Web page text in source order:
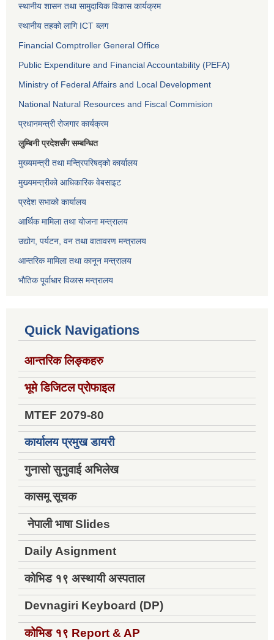
स्थानीय शासन तथा सामुदायिक विकास कार्यक्रम
स्थानीय तहको लागि ICT ब्लग
Financial Comptroller General Office
Public Expenditure and Financial Accountability (PEFA)
Ministry of Federal Affairs and Local Development
National Natural Resources and Fiscal Commision
प्रधानमन्त्री रोजगार कार्यक्रम
लुम्बिनी प्रदेशसँग सम्बन्धित
मुख्यमन्त्री तथा मन्त्रिपरिषद्को कार्यालय
मुख्यमन्त्रीको आधिकारिक वेबसाइट
प्रदेश सभाको कार्यालय
आर्थिक मामिला तथा योजना मन्त्रालय
उद्योग, पर्यटन, वन तथा वातावरण मन्त्रालय
आन्तरिक मामिला तथा कानून मन्त्रालय
भौतिक पूर्वाधार विकास मन्त्रालय
Quick Navigations
आन्तरिक लिङ्कहरु
भूमे डिजिटल प्रोफाइल
MTEF 2079-80
कार्यालय प्रमुख डायरी
गुनासो सुनुवाई अभिलेख
कासमू सूचक
नेपाली भाषा Slides
Daily Asignment
कोभिड १९ अस्थायी अस्पताल
Devnagiri Keyboard (DP)
कोभिड १९ Report & AP